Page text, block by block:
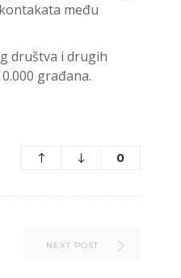
među
društva i drugih
građana.
0
NEXT POST